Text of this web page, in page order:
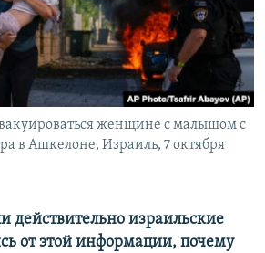
женщине с малышом с
в Ашкелоне, Израиль, 7 октября
действительно израильские
от этой информации, почему